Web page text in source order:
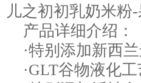
儿之初初乳奶米粉
产品详细介绍：
·特别添加新西
·GLT谷物液化